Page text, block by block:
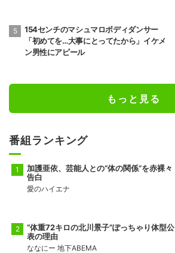
154センチのマシュマロボディダンサー
「初めてを…大事にとってたから」イケメ
ン男性にアピール
もっと見る
番組ランキング
加護亜依、芸能人との“体の関係”を赤裸々
告白
愛のハイエナ
“体重72キロの北川景子”ぽっちゃり体型公
表の理由
ななにー 地下ABEMA